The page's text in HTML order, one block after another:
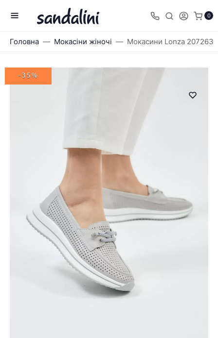
0
Головна Мокасіни жіночі Мокасини Lonza 207263
-35%